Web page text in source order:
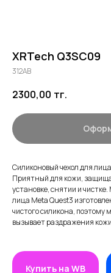
XRTech Q3SC09
312AB
2300,00 тг.
Силиконовый чехол для
Приятный для кожи,
установке, снятии и
лица Meta Quest3
чистого силикона, поэтому
вызывает раздражения
Купить на WB